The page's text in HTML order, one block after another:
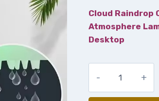
Cloud Raindrop
Atmosphere
Desktop